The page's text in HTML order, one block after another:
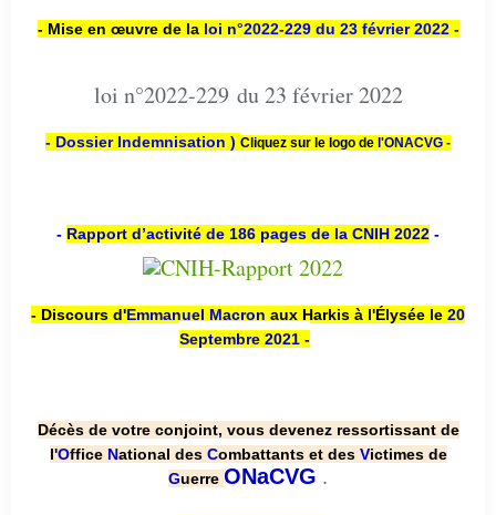
- Mise en œuvre de la loi n°2022-229 du 23 février 2022 -
loi n°2022-229 du 23 février 2022
- Dossier Indemnisation ) Cliquez sur le logo de l'ONACVG -
- Rapport d’activité de 186 pages de la CNIH 2022 -
- Discours d'Emmanuel Macron aux Harkis à l'Élysée le 20
Septembre 2021 -
Décès de votre conjoint, vous devenez ressortissant de
l'Office National des Combattants et des Victimes de
Guerre ONaCVG .